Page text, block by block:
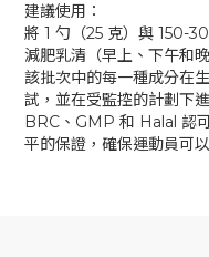
建議使用：
將 1 勺（25 克）與 150-
減肥乳清（早上、下午和
該批次中的每一種成分在
試，並在受監控的計劃下
BRC、GMP 和 Halal 認
平的保證，確保運動員可